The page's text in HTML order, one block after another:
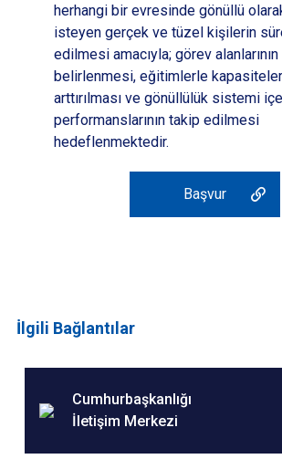
herhangi bir evresinde gönüllü
isteyen gerçek ve tüzel kişilerin
edilmesi amacıyla; görev alanlarının
belirlenmesi, eğitimlerle
arttırılması ve gönüllülük sistemi
performanslarının takip edilmesi
hedeflenmektedir.
Başvur
İlgili Bağlantılar
Cumhurbaşkanlığı
İletişim Merkezi